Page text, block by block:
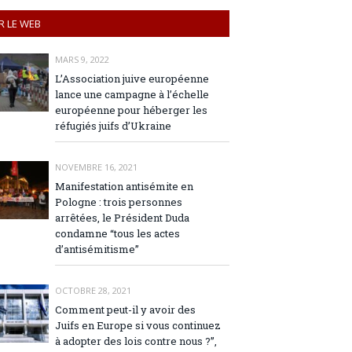
LE WEB
MARS 9, 2022
L’Association juive européenne
lance une campagne à l’échelle
européenne pour héberger les
réfugiés juifs d’Ukraine
NOVEMBRE 16, 2021
Manifestation antisémite en
Pologne : trois personnes
arrêtées, le Président Duda
condamne “tous les actes
d’antisémitisme”
OCTOBRE 28, 2021
Comment peut-il y avoir des
Juifs en Europe si vous continuez
à adopter des lois contre nous ?”,